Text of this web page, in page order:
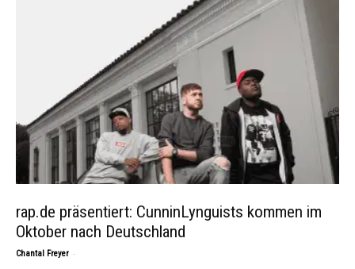
rap.de präsentiert: CunninLynguists kommen im
Oktober nach Deutschland
Chantal Freyer -